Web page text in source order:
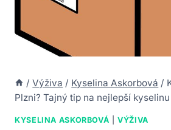
/ Výživa / Kyselina Askorbová /
Plzni? Tajný tip na nejlepší
KYSELINA ASKORBOVÁ |VÝŽIVA